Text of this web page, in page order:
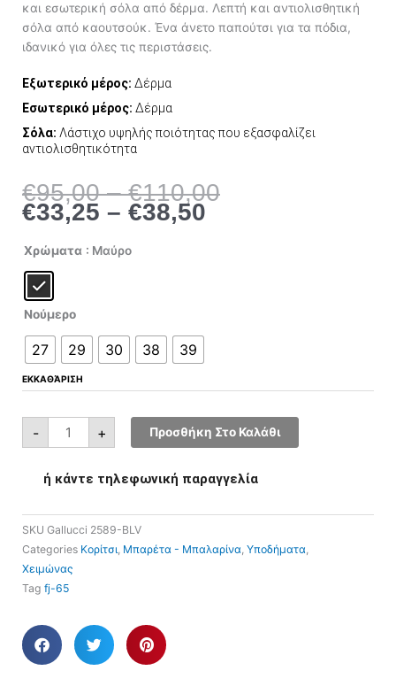
και εσωτερική σόλα από δέρμα. Λεπτή και αντιολισθητική
σόλα από καουτσούκ. Ένα άνετο παπούτσι για τα πόδια,
ιδανικό για όλες τις περιστάσεις.
Εξωτερικό μέρος: Δέρμα
Εσωτερικό μέρος: Δέρμα
Σόλα: Λάστιχο υψηλής ποιότητας που εξασφαλίζει
αντιολισθητικότητα
€95,00 – €110,00Price
€33,25 – €38,50
Price
Χρώματα : Μαύρο
Νούμερο
27 29 30 38 39
ΕΚΚΑΘΆΡΙΣΗ
-
2589-
ποσότητα
+ Προσθήκη Στο Καλάθι
ή κάντε τηλεφωνική παραγγελία
SKU Gallucci 2589-BLV
Categories Κορίτσι, Μπαρέτα - Μπαλαρίνα, Υποδήματα,
Χειμώνας
Tag fj-65